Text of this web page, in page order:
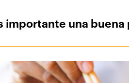
importante una